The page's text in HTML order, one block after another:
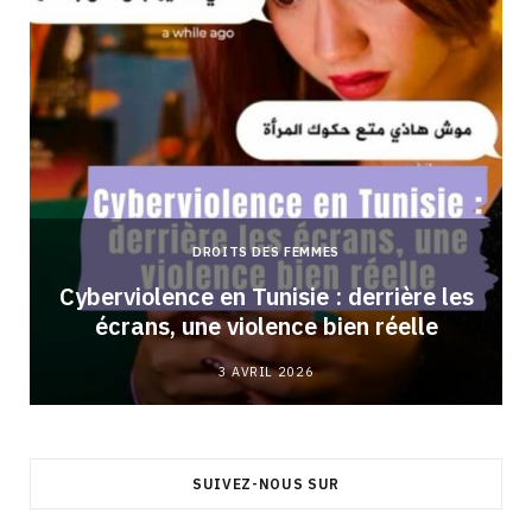
DROITS DES FEMMES
Cyberviolence en Tunisie : derrière les
écrans, une violence bien réelle
3 AVRIL 2026
SUIVEZ-NOUS SUR